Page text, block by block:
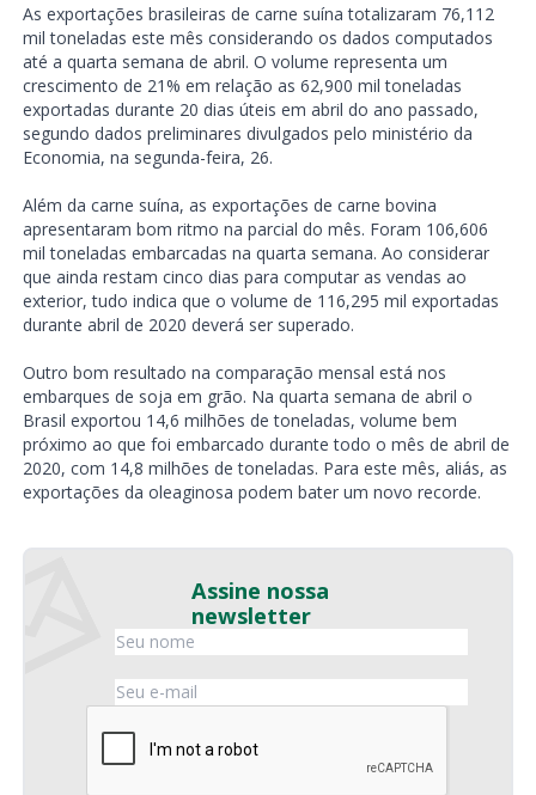
As exportações brasileiras de carne suína totalizaram 76,112
mil toneladas este mês considerando os dados computados
até a quarta semana de abril. O volume representa um
crescimento de 21% em relação as 62,900 mil toneladas
exportadas durante 20 dias úteis em abril do ano passado,
segundo dados preliminares divulgados pelo ministério da
Economia, na segunda-feira, 26.
Além da carne suína, as exportações de carne bovina
apresentaram bom ritmo na parcial do mês. Foram 106,606
mil toneladas embarcadas na quarta semana. Ao considerar
que ainda restam cinco dias para computar as vendas ao
exterior, tudo indica que o volume de 116,295 mil exportadas
durante abril de 2020 deverá ser superado.
Outro bom resultado na comparação mensal está nos
embarques de soja em grão. Na quarta semana de abril o
Brasil exportou 14,6 milhões de toneladas, volume bem
próximo ao que foi embarcado durante todo o mês de abril de
2020, com 14,8 milhões de toneladas. Para este mês, aliás, as
exportações da oleaginosa podem bater um novo recorde.
Assine nossa
newsletter